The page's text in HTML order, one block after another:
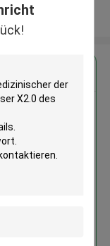
für
des Silikon-